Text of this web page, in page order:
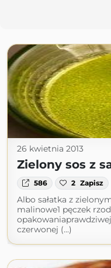
26 kwietnia 2013
Zielony sos z
586 2 Zapisz
Albo sałatka z
malinowe1 pęczek
czerwonej (...)